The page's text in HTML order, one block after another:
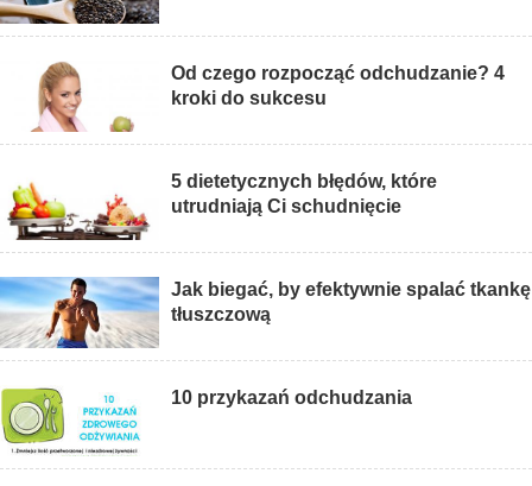
Od czego rozpocząć odchudzanie? 4
kroki do sukcesu
5 dietetycznych błędów, które
utrudniają Ci schudnięcie
Jak biegać, by efektywnie spalać tkankę
tłuszczową
10 przykazań odchudzania